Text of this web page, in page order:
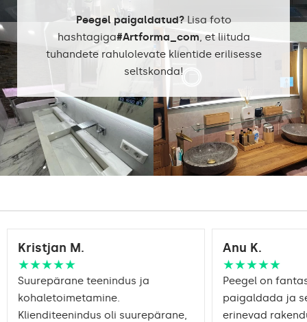
Peegel paigaldatud?Lisa foto
hashtagiga#Artforma_com, et liituda
tuhandete rahulolevate klientide erilisesse
seltskonda!
Kristjan M.
★★★★★
Suurepärane teenindus ja
kohaletoimetamine.
Klienditeenindus oli suurepärane,
Anu K.
★★★★★
Peegel on
paigaldada ja
erinevad